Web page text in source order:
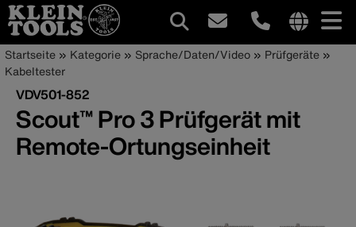
Direkt
zum
Inhalt
site
Hauptnavigation
Pfadnavigation
Startseite Kategorie Sprache/Daten/Video
Prüfgeräte
Kabeltester
VDV501-852
Scout™ Pro 3 Prüfgerät mit
Remote-Ortungseinheit